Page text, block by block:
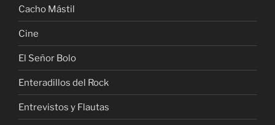
Cacho Mástil
Cine
El Señor Bolo
Enteradillos del Rock
Entrevistos y Flautas